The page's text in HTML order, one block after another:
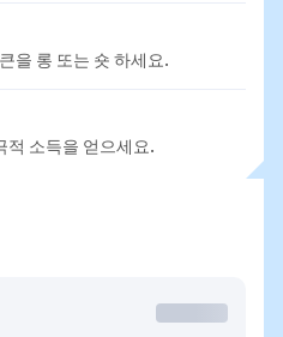
을 롱 또는 숏 하세요.
적 소득을 얻으세요.